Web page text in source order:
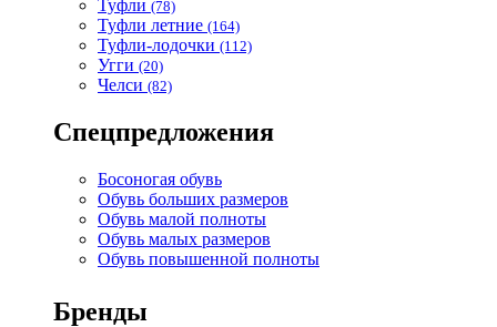
Туфли (78)
Туфли летние (164)
Туфли-лодочки (112)
Угги (20)
Челси (82)
Спецпредложения
Босоногая обувь
Обувь больших размеров
Обувь малой полноты
Обувь малых размеров
Обувь повышенной полноты
Бренды